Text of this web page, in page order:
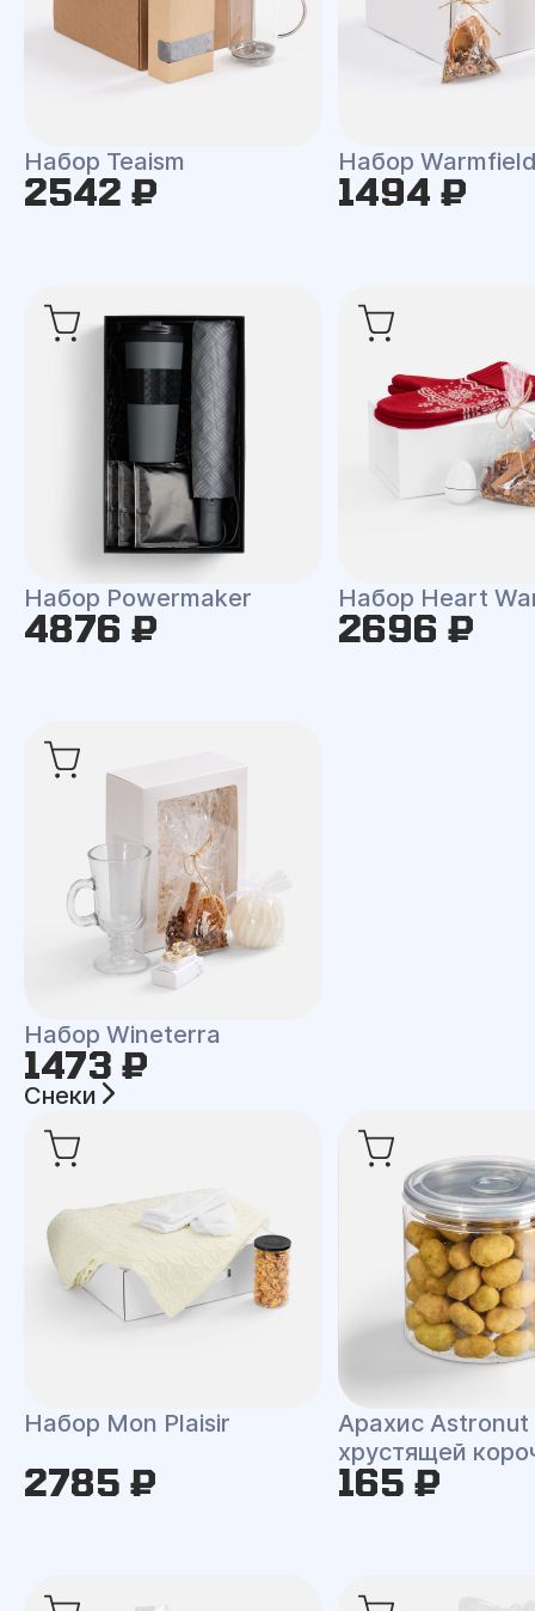
Набор Teaism
2542 ₽
Набор
1494 ₽
Набор Powermaker
4876 ₽
Набор Heart
2696 ₽
Набор Wineterra
1473 ₽
Снеки
Набор Mon Plaisir
2785 ₽
Арахис Astronut
хрустящей
165 ₽